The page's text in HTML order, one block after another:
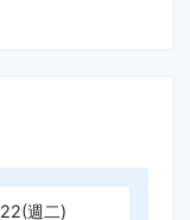
週二)